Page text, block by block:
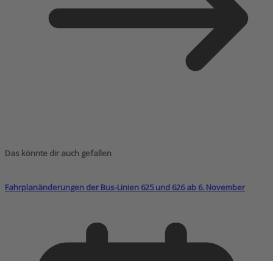
Das könnte dir auch gefallen
Fahrplanänderungen der Bus-Linien 625 und 626 ab 6. November